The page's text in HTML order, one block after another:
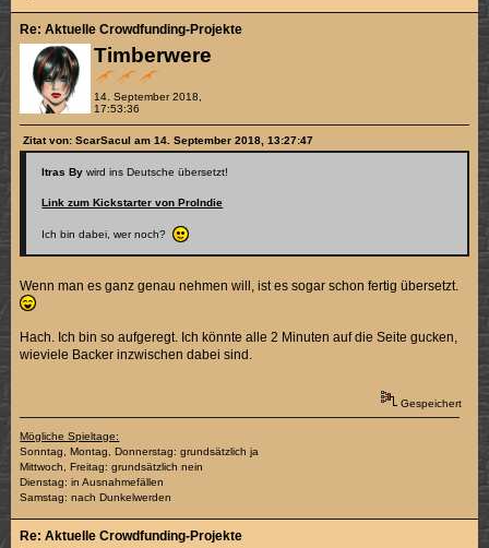
Timberwere
14. September 2018,
17:53:36
Re: Aktuelle Crowdfunding-Projekte
Zitat von: ScarSacul am 14. September 2018, 13:27:47
Itras By wird ins Deutsche übersetzt!
Link zum Kickstarter von ProIndie
Ich bin dabei, wer noch?
Wenn man es ganz genau nehmen will, ist es sogar schon fertig übersetzt.
Hach. Ich bin so aufgeregt. Ich könnte alle 2 Minuten auf die Seite gucken,
wieviele Backer inzwischen dabei sind.
Gespeichert
Mögliche Spieltage:
Sonntag, Montag, Donnerstag: grundsätzlich ja
Mittwoch, Freitag: grundsätzlich nein
Dienstag: in Ausnahmefällen
Samstag: nach Dunkelwerden
Re: Aktuelle Crowdfunding-Projekte